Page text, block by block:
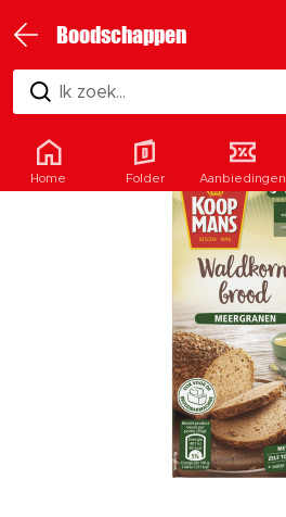
Boodschappen
Ik zoek...
Home Folder Aanbiedingen